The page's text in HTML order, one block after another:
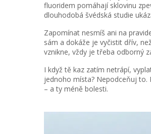
fluoridem pomáhají sklovinu
dlouhodobá švédská studie
Zapomínat nesmíš ani na
sám a dokáže je vyčistit dřív,
vznikne, vždy je třeba odborný
I když tě kaz zatím netrápí,
jednoho místa? Nepodceňuj to.
– a ty méně bolesti.